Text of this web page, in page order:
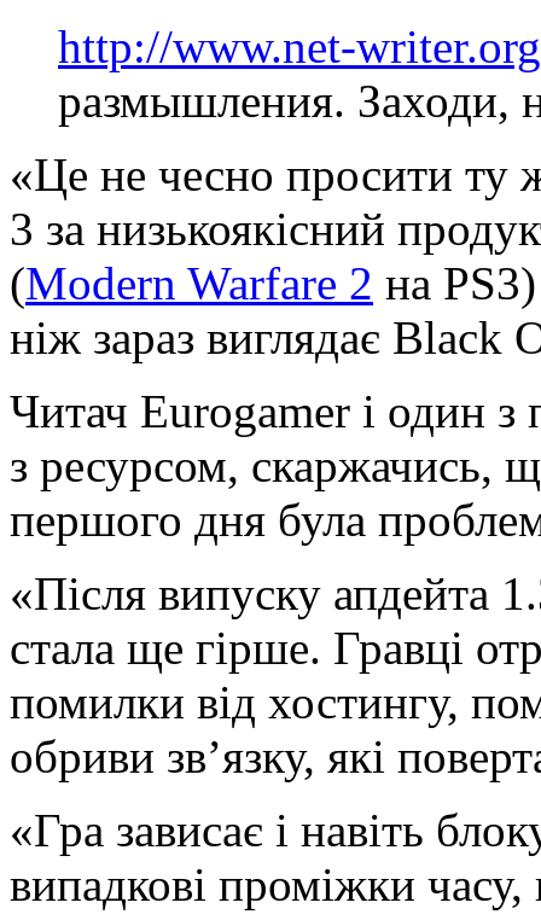
http://www.net-writer.org
размышления. Заходи,
«Це не чесно просити ту
3 за низькоякісний
(Modern Warfare 2 на
ніж зараз виглядає Black
Читач Eurogamer і один з
з ресурсом, скаржачись,
першого дня була
«Після випуску апдейта
стала ще гірше. Гравці
помилки від хостингу,
обриви зв’язку, які
«Гра зависає і навіть
випадкові проміжки